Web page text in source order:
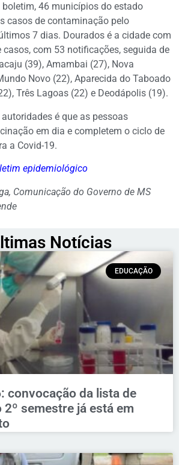
boletim, 46 municípios do estado
casos de contaminação pelo
7 dias. Dourados é a cidade com
casos, com 53 notificações, seguida de
(39), Amambai (27), Nova
Novo (22), Aparecida do Taboado
Três Lagoas (22) e Deodápolis (19).
é que as pessoas
em dia e completem o ciclo de
a Covid-19.
epidemiológico
Comunicação do Governo de MS
Notícias
EDUCAÇÃO
convocação da lista de
2º semestre já está em